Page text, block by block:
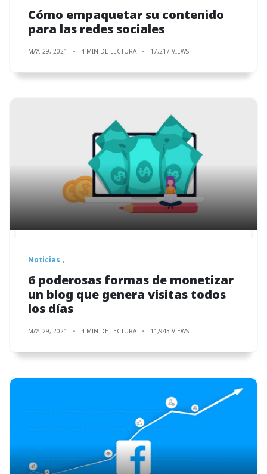
Cómo empaquetar su contenido
para las redes sociales
MAY. 29, 2021 4 MIN DE LECTURA 17,217 VIEWS
Noticias
6 poderosas formas de monetizar
un blog que genera visitas todos
los días
MAY. 29, 2021 4 MIN DE LECTURA 11,943 VIEWS